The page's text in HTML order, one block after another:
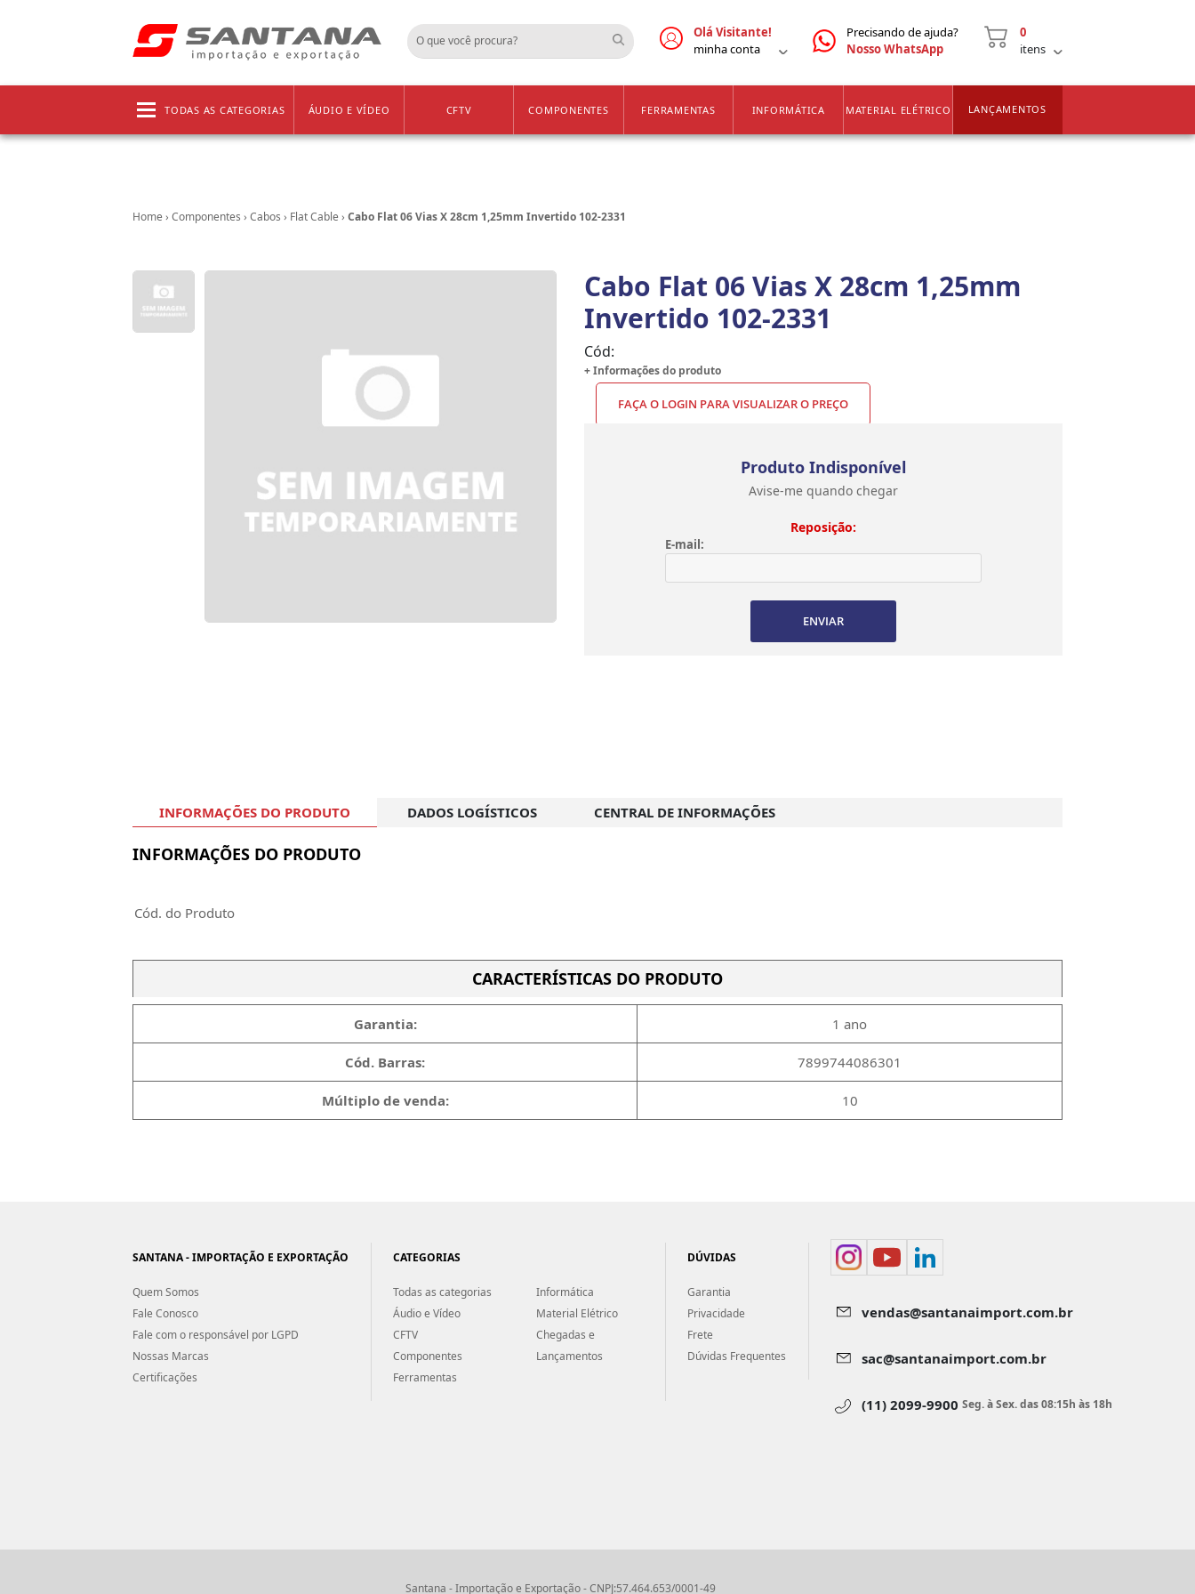
Olá Visitante!
minha conta
Precisando de ajuda?
Nosso WhatsApp
0
itens
TODAS AS CATEGORIAS ÁUDIO E VÍDEO CFTV COMPONENTES FERRAMENTAS INFORMÁTICA MATERIAL ELÉTRICO LANÇAMENTOS
Home › Componentes › Cabos › Flat Cable › Cabo Flat 06 Vias X 28cm 1,25mm Invertido 102-2331
Cabo Flat 06 Vias X 28cm 1,25mm
Invertido 102-2331
Cód:
+ Informações do produto
FAÇA O LOGIN PARA VISUALIZAR O PREÇO
Produto Indisponível
Avise-me quando chegar
Reposição:
E-mail:
ENVIAR
INFORMAÇÕES DO PRODUTO DADOS LOGÍSTICOS CENTRAL DE INFORMAÇÕES
INFORMAÇÕES DO PRODUTO
Cód. do Produto
CARACTERÍSTICAS DO PRODUTO
Garantia: 1 ano
Cód. Barras: 7899744086301
Múltiplo de venda: 10
SANTANA - IMPORTAÇÃO E EXPORTAÇÃO
Quem Somos
Fale Conosco
Fale com o responsável por LGPD
Nossas Marcas
Certificações
CATEGORIAS
Todas as categorias
Áudio e Vídeo
CFTV
Componentes
Ferramentas
Informática
Material Elétrico
Chegadas e
Lançamentos
DÚVIDAS
Garantia
Privacidade
Frete
Dúvidas Frequentes
vendas@santanaimport.com.br
sac@santanaimport.com.br
(11) 2099-9900 Seg. à Sex. das 08:15h às 18h
Santana - Importação e Exportação - CNPJ:57.464.653/0001-49